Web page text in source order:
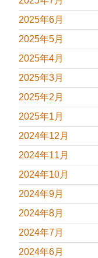
2025年6月
2025年5月
2025年4月
2025年3月
2025年2月
2025年1月
2024年12月
2024年11月
2024年10月
2024年9月
2024年8月
2024年7月
2024年6月